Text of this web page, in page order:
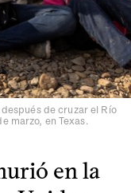
de cruzar el Río
marzo, en Texas.
en la